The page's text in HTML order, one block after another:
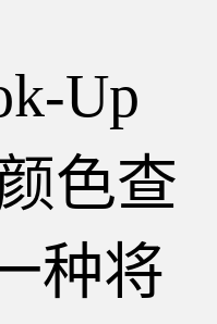
Up
色查
种将